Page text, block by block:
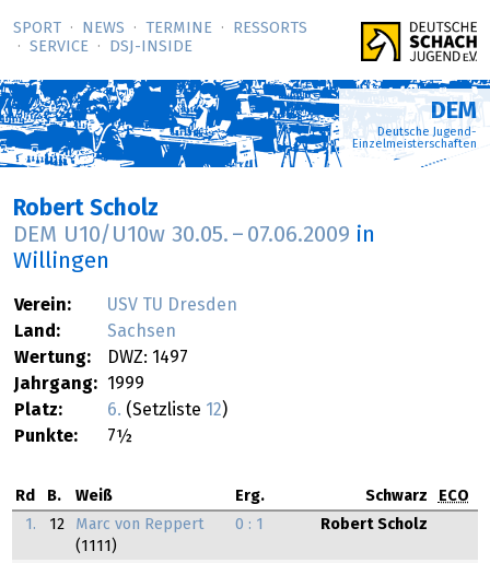
SPORT NEWS TERMINE
RESSORTS
SERVICE
DSJ-­INSIDE
DEM
Deutsche Jugend-
Einzelmeisterschaften
Robert Scholz
DEM U10/U10w 30.05. – 07.06.2009 in
Willingen
Verein:
USV TU Dresden
Land:
Sachsen
Wertung:
DWZ: 1497
Jahrgang:
1999
Platz:
6. (Setzliste 12)
Punkte:
7½
Rd B. Weiß Erg. Schwarz
ECO
1.
12
Marc von Reppert
(1111)
0 : 1 Robert Scholz